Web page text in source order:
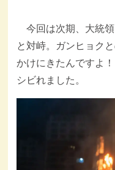
今回は次期、大統
と対峙。ガンヒョク
かけにきたんですよ
シビれました。